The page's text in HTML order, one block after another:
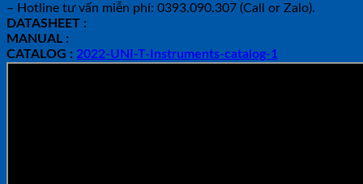
– Hotline tư vấn miễn phí: 0393.090.307 (Call or Zalo).
DATASHEET :
MANUAL :
CATALOG : 2022-UNI-T-Instruments-catalog-1